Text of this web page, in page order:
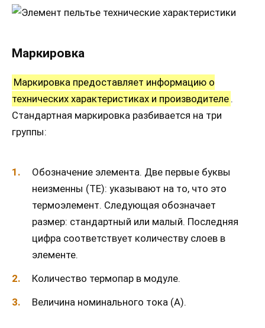
Маркировка
Маркировка предоставляет информацию о
технических характеристиках и производителе .
Стандартная маркировка разбивается на три
группы:
Обозначение элемента. Две первые буквы
неизменны (ТЕ): указывают на то, что это
термоэлемент. Следующая обозначает
размер: стандартный или малый. Последняя
цифра соответствует количеству слоев в
элементе.
Количество термопар в модуле.
Величина номинального тока (А).